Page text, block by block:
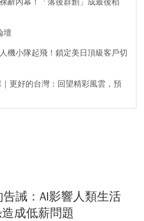
壇
機小隊起飛！鎖定美日頂級客戶切
更好的台灣：回望精彩風雲，預
告誡：AI影響人類生活
成低薪問題